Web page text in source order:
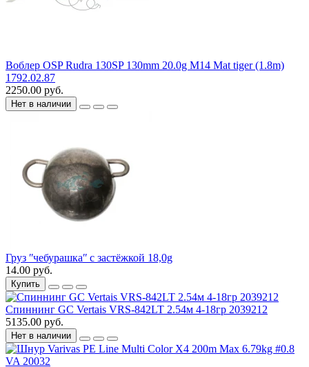
Воблер OSP Rudra 130SP 130mm 20.0g M14 Mat tiger (1.8m)
1792.02.87
2250.00 руб.
Нет в наличии
Груз ʺчебурашкаʺ с застёжкой 18,0g
14.00 руб.
Купить
Спиннинг GC Vertais VRS-842LT 2.54м 4-18гр 2039212
5135.00 руб.
Нет в наличии